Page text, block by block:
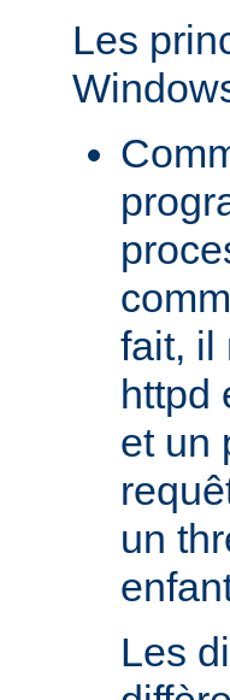
Les
fait, il
httpd
et un
un
Les